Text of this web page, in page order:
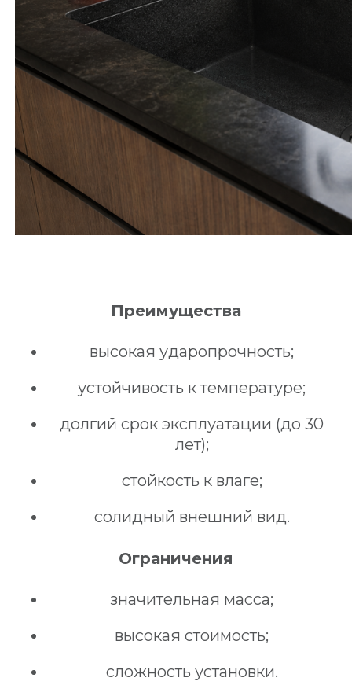
Преимущества
высокая ударопрочность;
устойчивость к температуре;
долгий срок эксплуатации (до 30
лет);
стойкость к влаге;
солидный внешний вид.
Ограничения
значительная масса;
высокая стоимость;
сложность установки.